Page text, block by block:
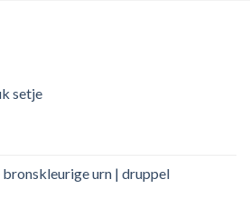
setje
bronskleurige urn | druppel